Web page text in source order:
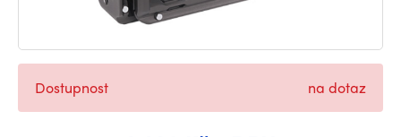
Dostupnost na dotaz